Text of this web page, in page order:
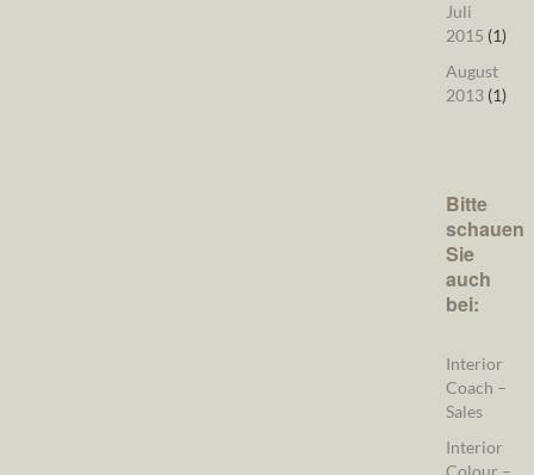
Juli
2015 (1)
August
2013(1)
Bitte
schauen
Sie
auch
bei:
Interior
Coach –
Sales
Interior